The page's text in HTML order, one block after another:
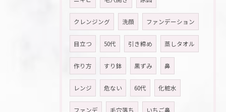
クレンジング 洗顔 ファンデーション
目立つ 50代 引き締め 蒸しタオル
作り方 すり鉢 黒ずみ 鼻
レンジ 危ない 60代 化粧水
ファンデ 毛穴落ち いちご鼻